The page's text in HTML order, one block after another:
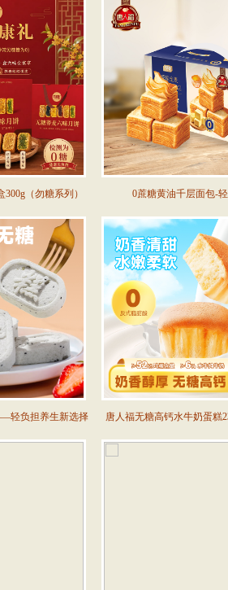
（勿糖系列） 0蔗糖黄油千层面包-
轻负担养生新选择 唐人福无糖高钙水牛奶蛋糕